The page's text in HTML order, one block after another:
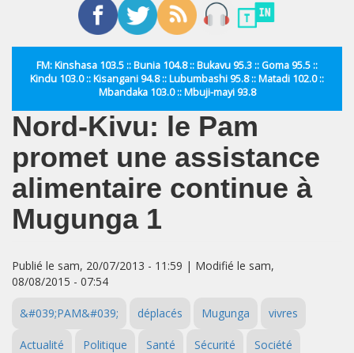
FM: Kinshasa 103.5 :: Bunia 104.8 :: Bukavu 95.3 :: Goma 95.5 ::
Kindu 103.0 :: Kisangani 94.8 :: Lubumbashi 95.8 :: Matadi 102.0 ::
Mbandaka 103.0 :: Mbuji-mayi 93.8
Nord-Kivu: le Pam
promet une assistance
alimentaire continue à
Mugunga 1
Publié le sam, 20/07/2013 - 11:59 | Modifié le sam,
08/08/2015 - 07:54
&#039;PAM&#039; déplacés Mugunga vivres
Actualité Politique Santé Sécurité Société